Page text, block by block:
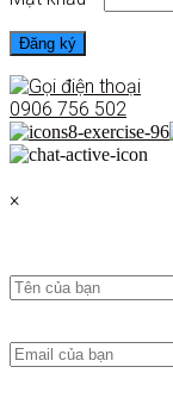
Đăng ký
0906 756 502
×